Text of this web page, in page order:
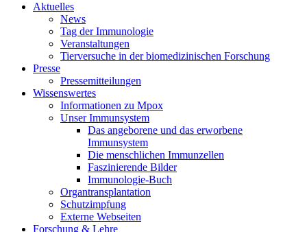
Aktuelles
News
Tag der Immunologie
Veranstaltungen
Tierversuche in der biomedizinischen Forschung
Presse
Pressemitteilungen
Wissenswertes
Informationen zu Mpox
Unser Immunsystem
Das angeborene und das erworbene
Immunsystem
Die menschlichen Immunzellen
Faszinierende Bilder
Immunologie-Buch
Organtransplantation
Schutzimpfung
Externe Webseiten
Forschung & Lehre